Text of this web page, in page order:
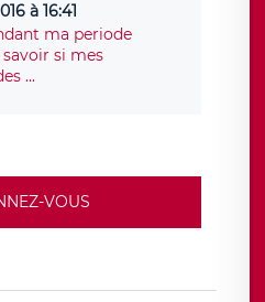
à 16:41
ma periode
si mes
...
VOUS